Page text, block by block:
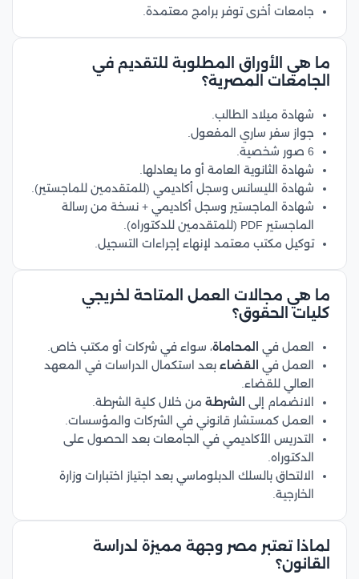
جامعات أخرى توفر برامج معتمدة.
ما هي الأوراق المطلوبة للتقديم في
الجامعات المصرية؟
شهادة ميلاد الطالب.
جواز سفر ساري المفعول.
6 صور شخصية.
شهادة الثانوية العامة أو ما يعادلها.
شهادة الليسانس وسجل أكاديمي (للمتقدمين للماجستير).
شهادة الماجستير وسجل أكاديمي + نسخة من رسالة
الماجستير PDF (للمتقدمين للدكتوراه).
توكيل مكتب معتمد لإنهاء إجراءات التسجيل.
ما هي مجالات العمل المتاحة لخريجي
كليات الحقوق؟
العمل في المحاماة، سواء في شركات أو مكتب خاص.
العمل في
القضاء بعد استكمال الدراسات في المعهد
العالي للقضاء.
الانضمام إلى
الشرطة من خلال كلية الشرطة.
العمل كمستشار قانوني في الشركات والمؤسسات.
التدريس الأكاديمي في الجامعات بعد الحصول على
الدكتوراه.
الالتحاق بالسلك الدبلوماسي بعد اجتياز اختبارات وزارة
الخارجية.
لماذا تعتبر مصر وجهة مميزة لدراسة
القانون؟